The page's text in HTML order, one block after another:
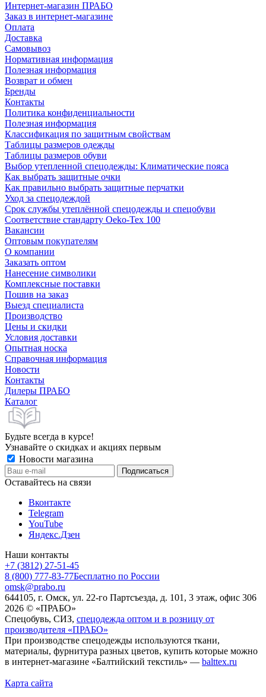
Интернет-магазин ПРАБО
Заказ в интернет-магазине
Оплата
Доставка
Самовывоз
Нормативная информация
Полезная информация
Возврат и обмен
Бренды
Контакты
Политика конфиденциальности
Полезная информация
Классификация по защитным свойствам
Таблицы размеров одежды
Таблицы размеров обуви
Выбор утепленной спецодежды: Климатические пояса
Как выбрать защитные очки
Как правильно выбрать защитные перчатки
Уход за спецодеждой
Срок службы утеплённой спецодежды и спецобуви
Соответствие стандарту Oeko-Tex 100
Вакансии
Оптовым покупателям
О компании
Заказать оптом
Нанесение символики
Комплексные поставки
Пошив на заказ
Выезд специалиста
Производство
Цены и скидки
Условия доставки
Опытная носка
Справочная информация
Новости
Контакты
Дилеры ПРАБО
Каталог
Будьте всегда в курсе!
Узнавайте о скидках и акциях первым
Новости магазина
Оставайтесь на связи
Вконтакте
Telegram
YouTube
Яндекс.Дзен
Наши контакты
+7 (3812) 27-51-45
8 (800) 777-83-77Бесплатно по России
omsk@prabo.ru
644105, г. Омск, ул. 22-го Партсъезда, д. 101, 3 этаж, офис 306
2026 © «ПРАБО»
Спецобувь, СИЗ, спецодежда оптом и в розницу от
производителя «ПРАБО»
При производстве спецодежды используются ткани,
материалы, фурнитура разных цветов, купить которые можно
в интернет-магазине «Балтийский текстиль» — balttex.ru
Карта сайта